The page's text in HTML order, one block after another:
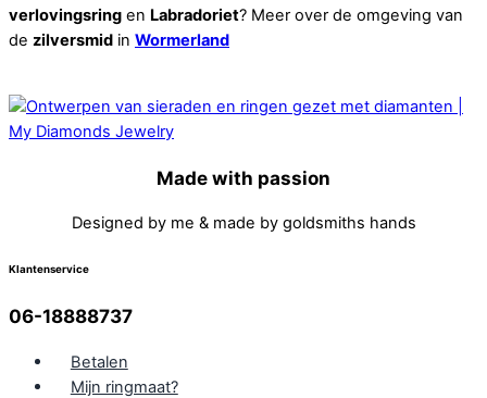
verlovingsring en Labradoriet? Meer over de omgeving van
de zilversmid in Wormerland
Made with passion
Designed by me & made by goldsmiths hands
Klantenservice
06-18888737
Betalen
Mijn ringmaat?